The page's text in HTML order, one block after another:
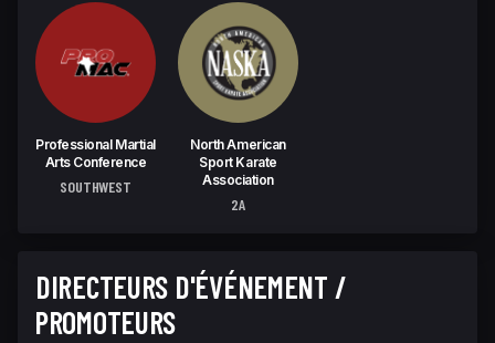
Professional Martial
Arts Conference
SOUTHWEST
North American
Sport Karate
Association
2A
DIRECTEURS D'ÉVÉNEMENT /
PROMOTEURS